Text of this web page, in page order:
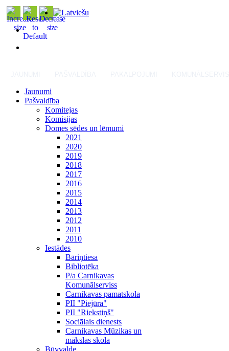
Jaunumi
Pašvaldība
Komitejas
Komisijas
Domes sēdes un lēmumi
2021
2020
2019
2018
2017
2016
2015
2014
2013
2012
2011
2010
Iestādes
Bāriņtiesa
Bibliotēka
P/a Carnikavas
Komunālserviss
Carnikavas pamatskola
PII "Piejūra"
PII "Riekstiņš"
Sociālais dienests
Carnikavas Mūzikas un
mākslas skola